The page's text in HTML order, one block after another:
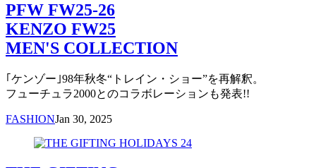
PFW FW25-26
KENZO FW25
MEN'S COLLECTION
｢ケンゾー｣98年秋冬“トレイン・ショー”を再解釈。
フューチュラ2000とのコラボレーションも発表!!
FASHIONJan 30, 2025